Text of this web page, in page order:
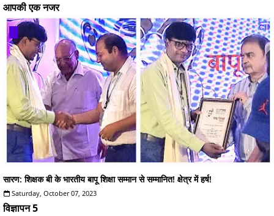
आपकी एक नजर
सारण: शिक्षक बी के भारतीय बापू शिक्षा सम्मान से सम्मानित! क्षेत्र में हर्ष!
Saturday, October 07, 2023
विज्ञापन 5